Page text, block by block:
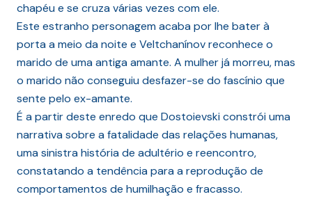
chapéu e se cruza várias vezes com ele.
Este estranho personagem acaba por lhe bater à
porta a meio da noite e Veltchanínov reconhece o
marido de uma antiga amante. A mulher já morreu, mas
o marido não conseguiu desfazer-se do fascínio que
sente pelo ex-amante.
É a partir deste enredo que Dostoievski constrói uma
narrativa sobre a fatalidade das relações humanas,
uma sinistra história de adultério e reencontro,
constatando a tendência para a reprodução de
comportamentos de humilhação e fracasso.